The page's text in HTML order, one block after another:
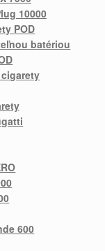
10000
POD
batériou
600